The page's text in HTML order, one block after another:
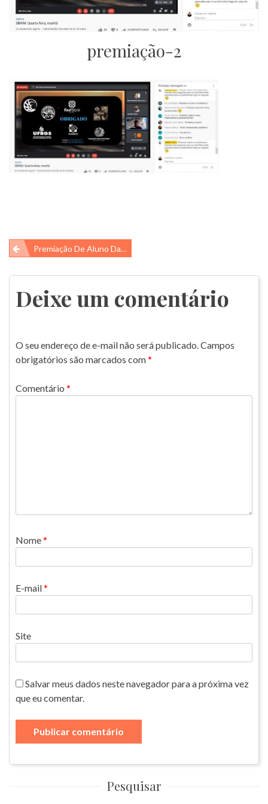
premiação-2
Navegação
de
Post
Premiação De Aluno Da IGUi Em Simpósio!
Deixe um comentário
O seu endereço de e-mail não será publicado.Campos
obrigatórios são marcados com*
Comentário *
Nome*
E-mail*
Site
Salvar meus dados neste navegador para a próxima vez
que eu comentar.
Pesquisar